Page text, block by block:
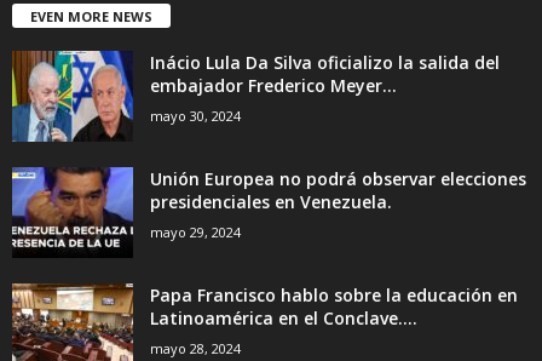
EVEN MORE NEWS
Inácio Lula Da Silva oficializo la salida del
embajador Frederico Meyer...
mayo 30, 2024
Unión Europea no podrá observar elecciones
presidenciales en Venezuela.
mayo 29, 2024
Papa Francisco hablo sobre la educación en
Latinoamérica en el Conclave....
mayo 28, 2024